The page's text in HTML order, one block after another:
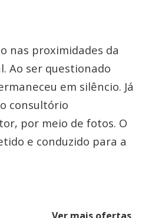
nas proximidades da
Ao ser questionado
em silêncio. Já
consultório
por meio de fotos. O
e conduzido para a
Ver mais ofertas